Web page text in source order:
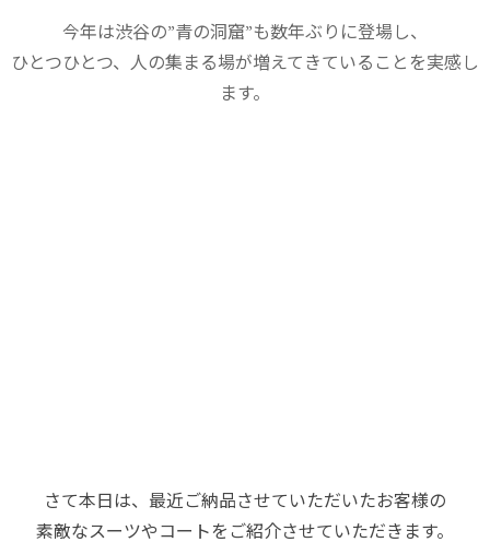
今年は渋谷の”青の洞窟”も数年ぶりに登場し、
ひとつひとつ、人の集まる場が増えてきていることを実感し
ます。
さて本日は、最近ご納品させていただいたお客様の
素敵なスーツやコートをご紹介させていただきます。